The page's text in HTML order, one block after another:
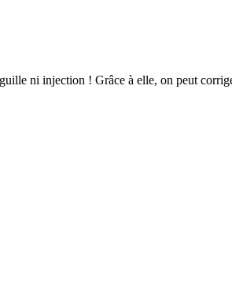
ni injection ! Grâce à elle, on peut